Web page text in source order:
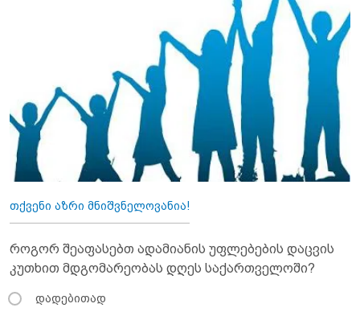
თქვენი აზრი მნიშვნელოვანია!
როგორ შეაფასებთ ადამიანის უფლებების დაცვის
კუთხით მდგომარეობას დღეს საქართველოში?
დადებითად